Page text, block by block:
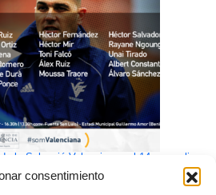
consentimiento
la Selecció Valenciana sub14 masculina